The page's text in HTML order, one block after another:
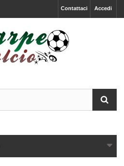
Accedi
Contattaci